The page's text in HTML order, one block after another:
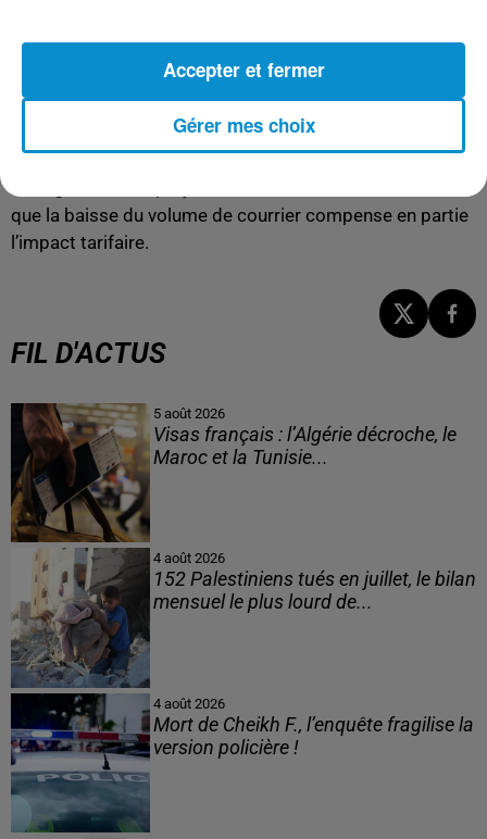
l’affranchissement. Avec la diminution continue du
nombre d’envois postaux, La Poste anticipe une baisse
de 6 % de cette dépense en 2026.
Le groupe public explique ainsi que «
ménages
que la baisse du volume de courrier compense en partie
l’impact tarifaire.
FIL D'ACTUS
5 août 2026
Visas français : l’Algérie décroche, le
Maroc et la Tunisie...
4 août 2026
152 Palestiniens tués en juillet, le bilan
mensuel le plus lourd de...
4 août 2026
Mort de Cheikh F., l’enquête fragilise la
version policière !
Gérer mes choix
Accepter et fermer